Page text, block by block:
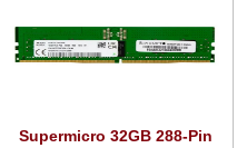
Supermicro 32GB 288-Pin